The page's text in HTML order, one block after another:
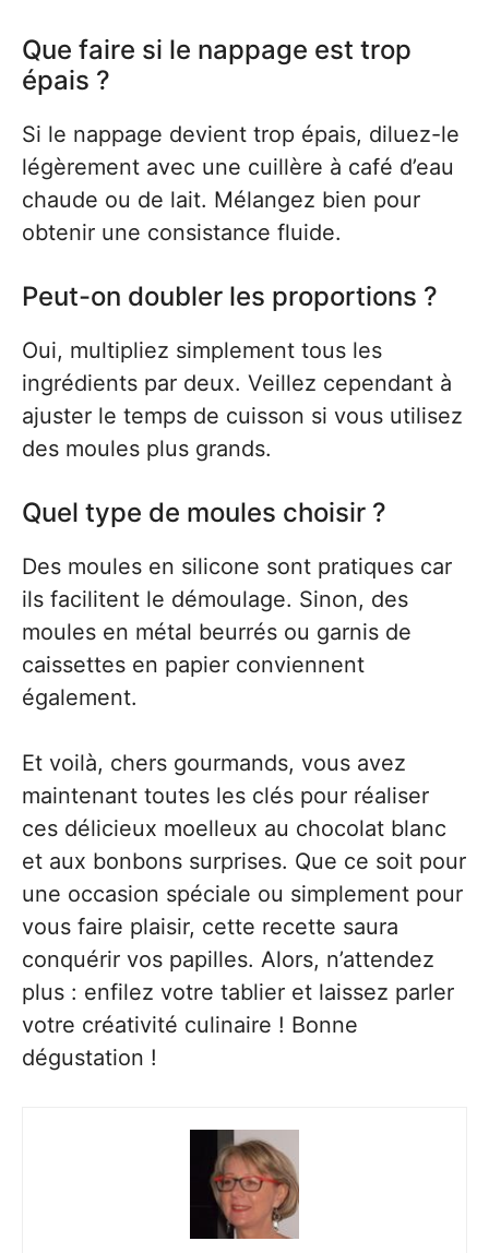
Que faire si le nappage est trop
épais ?
Si le nappage devient trop épais, diluez-le
légèrement avec une cuillère à café d’eau
chaude ou de lait. Mélangez bien pour
obtenir une consistance fluide.
Peut-on doubler les proportions ?
Oui, multipliez simplement tous les
ingrédients par deux. Veillez cependant à
ajuster le temps de cuisson si vous utilisez
des moules plus grands.
Quel type de moules choisir ?
Des moules en silicone sont pratiques car
ils facilitent le démoulage. Sinon, des
moules en métal beurrés ou garnis de
caissettes en papier conviennent
également.
Et voilà, chers gourmands, vous avez
maintenant toutes les clés pour réaliser
ces délicieux moelleux au chocolat blanc
et aux bonbons surprises. Que ce soit pour
une occasion spéciale ou simplement pour
vous faire plaisir, cette recette saura
conquérir vos papilles. Alors, n’attendez
plus : enfilez votre tablier et laissez parler
votre créativité culinaire ! Bonne
dégustation !